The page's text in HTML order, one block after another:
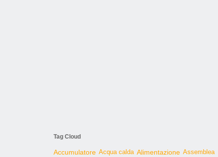
Tag Cloud
Accumulatore Acqua calda Alimentazione Assemblea